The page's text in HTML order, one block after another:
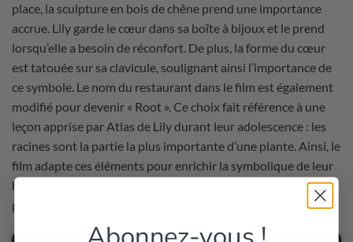
place, la sculpture en bois de chêne prend une importance
accrue. Lily garde le cœur dans sa boîte à bijoux et le prend
lorsqu’elle a besoin de réconfort. De plus, la forme du cœur
est tatouée sur sa clavicule, soulignant ainsi l’importance de
ce symbole. Le nom du restaurant dans le film est également
modifié pour devenir « Root ». Ce choix fait référence à une
leçon apprise par Atlas de Lily durant leur adolescence : les
racines sont la partie la plus importante d’une plante. Ainsi, le
film adapte ces éléments pour enrichir la symbolique de leur
histoire et accentuer le lien émotionnel entre les
personnages.